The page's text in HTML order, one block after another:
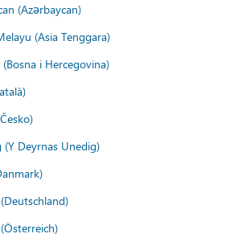
(Azərbaycan)
(Asia Tenggara)
(Bosna i Hercegovina)
(Y Deyrnas Unedig)